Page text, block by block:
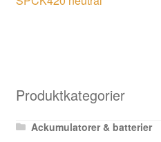
Produktkategorier
Ackumulatorer & batterier